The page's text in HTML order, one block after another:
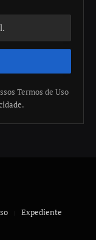
Termos de Uso
.
Expediente